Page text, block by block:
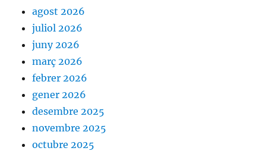
agost 2026
juliol 2026
juny 2026
març 2026
febrer 2026
gener 2026
desembre 2025
novembre 2025
octubre 2025